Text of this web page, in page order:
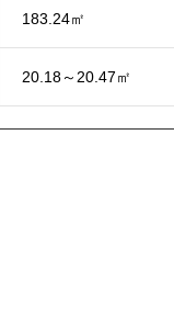
183.24㎡
20.18～20.47㎡